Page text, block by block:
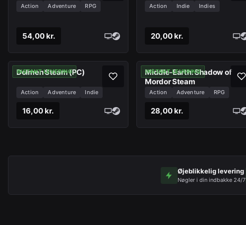
Action Adventure RPG
54,00 kr.
Action Indie Indies
20,00 kr.
INSTANT LEVERING
Dolmen Steam (PC)
Action Adventure Indie
16,00 kr.
INSTANT LEVERING
Middle-Earth: Shadow of
Mordor Steam
Action Adventure RPG
28,00 kr.
Øjeblikkelig levering
Nøgler i din indbakke 24/7